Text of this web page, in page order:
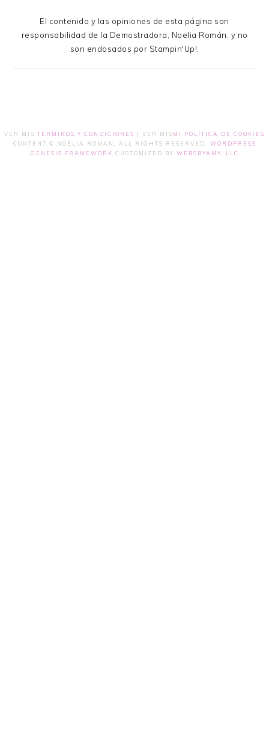
El contenido y las opiniones de esta página son
responsabilidad de la Demostradora, Noelia Román, y no
son endosados por Stampin'Up!.
VER MIS TÉRMINOS Y CONDICIONES | VER MIS MI POLÍTICA DE COOKIES
CONTENT © NOELIA ROMAN, ALL RIGHTS RESERVED. WORDPRESS
GENESIS FRAMEWORK CUSTOMIZED BY WEBSBYAMY, LLC